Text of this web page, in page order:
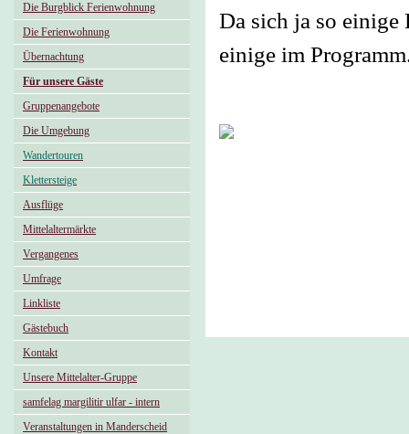
Die Burgblick Ferienwohnung
Die Ferienwohnung
Übernachtung
Für unsere Gäste
Gruppenangebote
Die Umgebung
Wandertouren
Klettersteige
Ausflüge
Mittelaltermärkte
Vergangenes
Umfrage
Linkliste
Gästebuch
Kontakt
Unsere Mittelalter-Gruppe
samfelag margilitir ulfar - intern
Veranstaltungen in Manderscheid
Da sich ja so einige
einige im